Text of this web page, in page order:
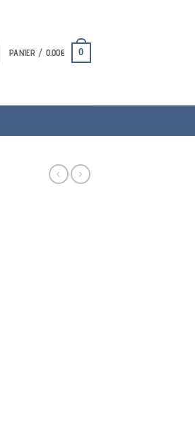
PANIER / 0.00€ 0